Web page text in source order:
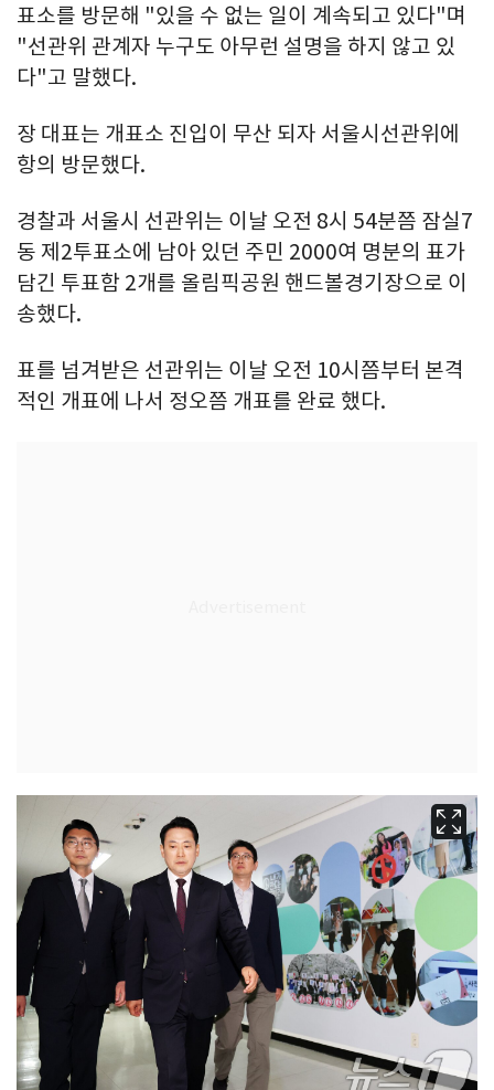
표소를 방문해 "있을 수 없는 일이 계속되고 있다"며
"선관위 관계자 누구도 아무런 설명을 하지 않고 있
다"고 말했다.
장 대표는 개표소 진입이 무산 되자 서울시선관위에
항의 방문했다.
경찰과 서울시 선관위는 이날 오전 8시 54분쯤 잠실7
동 제2투표소에 남아 있던 주민 2000여 명분의 표가
담긴 투표함 2개를 올림픽공원 핸드볼경기장으로 이
송했다.
표를 넘겨받은 선관위는 이날 오전 10시쯤부터 본격
적인 개표에 나서 정오쯤 개표를 완료 했다.